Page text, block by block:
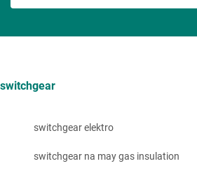
switchgear
switchgear elektro
switchgear na may gas insulation